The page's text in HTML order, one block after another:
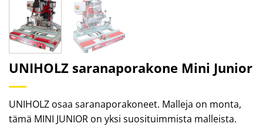
UNIHOLZ saranaporakone Mini Junior
UNIHOLZ osaa saranaporakoneet. Malleja on monta,
tämä MINI JUNIOR on yksi suosituimmista malleista.